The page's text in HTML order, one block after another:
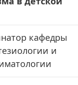
кафедры
и